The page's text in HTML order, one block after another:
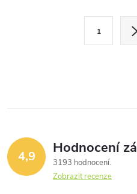
í
p
k
v
á
n
1
4,9 Hodnocení
3193 hodnocení
Zobrazit recenze